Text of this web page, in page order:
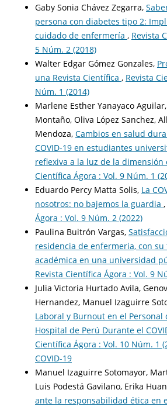
Gaby Sonia Chávez Zegarra,
persona con diabetes tipo 2:
cuidado de enfermería , Revista
5 Núm. 2 (2018)
Walter Edgar Gómez Gonzales,
una Revista Científica , Revista
Núm. 1 (2014)
Marlene Esther Yanayaco
Montaño, Oliva López Sanchez,
Mendoza, Cambios en salud
COVID-19 en estudiantes
reflexiva a la luz de la dimensión
Científica Ágora : Vol. 9 Núm. 1
Eduardo Percy Matta Solis, La
nosotros: no bajemos la guardia ,
Ágora : Vol. 9 Núm. 2 (2022)
Paulina Buitrón Vargas,
residencia de enfermeria, con su
académica en una universidad
Revista Científica Ágora : Vol. 9
Julia Victoria Hurtado Avila,
Hernandez, Manuel Izaguirre
Laboral y Burnout en el
Hospital de Perú Durante el
Científica Ágora : Vol. 10 Núm. 1
COVID-19
Manuel Izaguirre Sotomayor,
Luis Podestá Gavilano, Erika
ante la responsabilidad ética en